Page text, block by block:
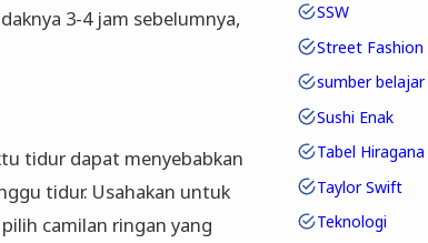
3-4 jam sebelumnya,
tidur dapat menyebabkan
tidur. Usahakan untuk
camilan ringan yang
SSW
Street Fashion
sumber belajar
Sushi Enak
Tabel Hiragana
Taylor Swift
Teknologi